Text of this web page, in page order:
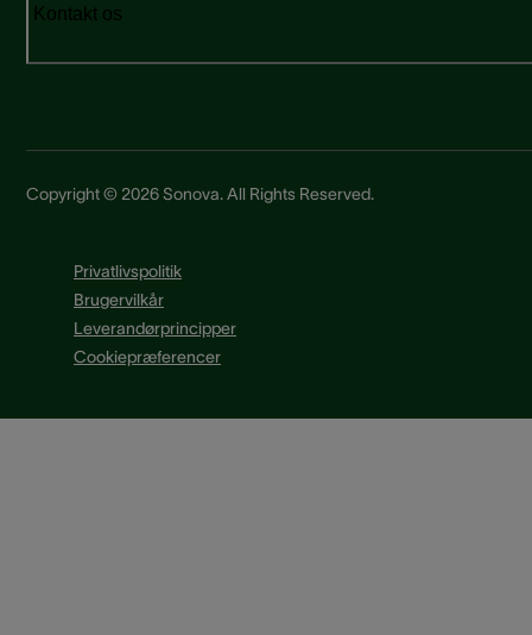
Kontakt os
Copyright © 2026 Sonova. All Rights Reserved.
Privatlivspolitik
Brugervilkår
Leverandørprincipper
Cookiepræferencer